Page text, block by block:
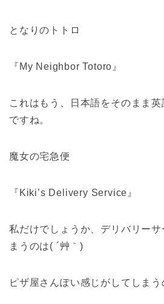
となりのトトロ
『My Neighbor Totoro』
これはもう、日本語をそのまま
ですね。
魔女の宅急便
『Kiki’s Delivery Service』
私だけでしょうか、デリバリー
まうのは( ´艸｀)
ピザ屋さんぽい感じがしてしまう